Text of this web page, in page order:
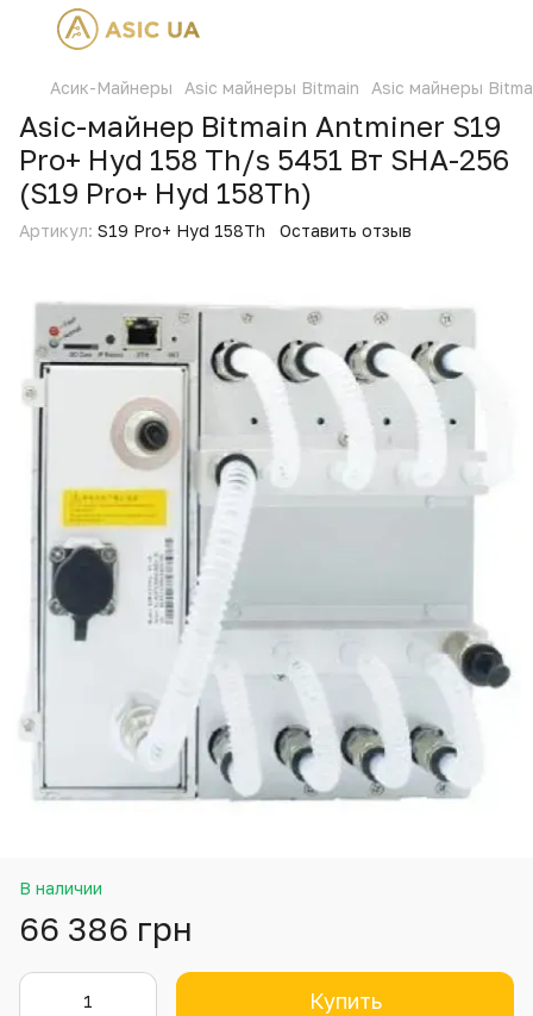
Асик-Майнеры Asic майнеры Bitmain Asic майнеры
Asic-майнер Bitmain Antminer S19
Pro+ Hyd 158 Th/s 5451 Вт SHA-256
(S19 Pro+ Hyd 158Th)
Артикул: S19 Pro+ Hyd 158Th Оставить отзыв
В наличии
66 386 грн
Купить